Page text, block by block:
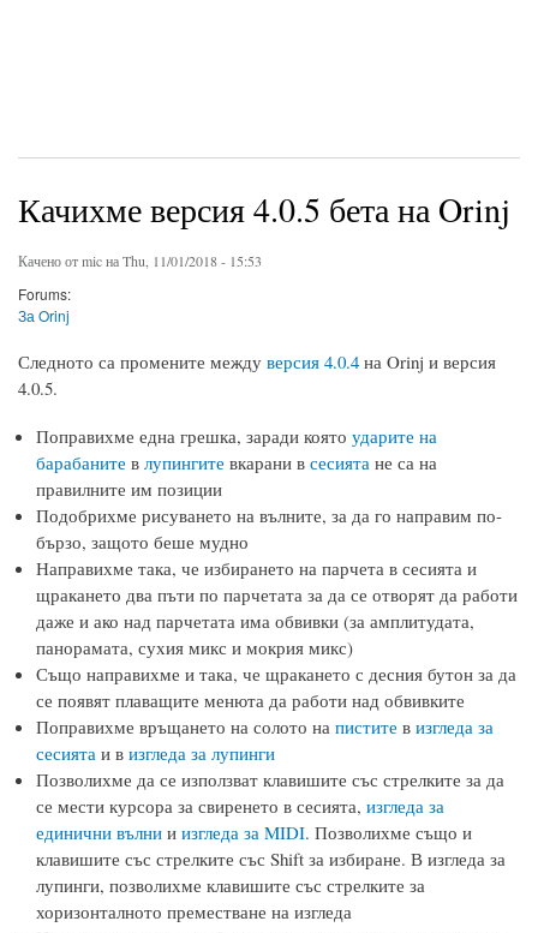
Качихме версия 4.0.5 бета на Orinj
Качено отmicна Thu, 11/01/2018 - 15:53
Forums:
За Orinj
Следното са промените между версия 4.0.4 на Orinj и версия
4.0.5.
Поправихме една грешка, заради която ударите на
барабаните в лупингите вкарани в сесията не са на
правилните им позиции
Подобрихме рисуването на вълните, за да го направим по-
бързо, защото беше мудно
Направихме така, че избирането на парчета в сесията и
щракането два пъти по парчетата за да се отворят да работи
даже и ако над парчетата има обвивки (за амплитудата,
панорамата, сухия микс и мокрия микс)
Също направихме и така, че щракането с десния бутон за да
се появят плаващите менюта да работи над обвивките
Поправихме връщането на солото на пистите в изгледа за
сесията и в изгледа за лупинги
Позволихме да се използват клавишите със стрелките за да
се мести курсора за свиренето в сесията, изгледа за
единични вълни и изгледа за MIDI. Позволихме също и
клавишите със стрелките със Shift за избиране. В изгледа за
лупинги, позволихме клавишите със стрелките за
хоризонталното преместване на изгледа